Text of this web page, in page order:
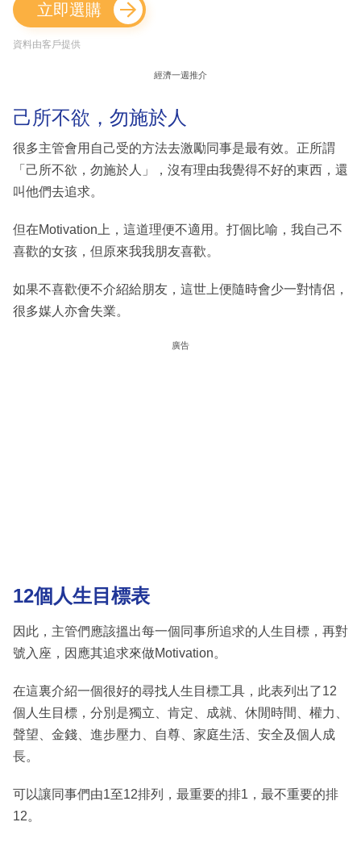
立即選購
資料由客戶提供
經濟一週推介
己所不欲，勿施於人
很多主管會用自己受的方法去激勵同事是最有效。正所謂
「己所不欲，勿施於人」，沒有理由我覺得不好的東西，還
叫他們去追求。
但在Motivation上，這道理便不適用。打個比喻，我自己不
喜歡的女孩，但原來我我朋友喜歡。
如果不喜歡便不介紹給朋友，這世上便隨時會少一對情侶，
很多媒人亦會失業。
廣告
12個人生目標表
因此，主管們應該搵出每一個同事所追求的人生目標，再對
號入座，因應其追求來做Motivation。
在這裏介紹一個很好的尋找人生目標工具，此表列出了12
個人生目標，分別是獨立、肯定、成就、休閒時間、權力、
聲望、金錢、進步壓力、自尊、家庭生活、安全及個人成
長。
可以讓同事們由1至12排列，最重要的排1，最不重要的排
12。